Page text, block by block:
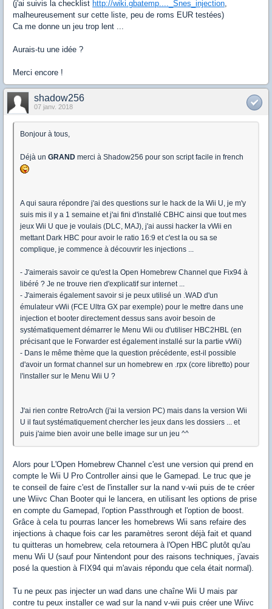
(j'ai suivis la checklist http://wiki.gbatemp...._Snes_injection,
malheureusement sur cette liste, peu de roms EUR testées)
Ca me donne un jeu trop lent ...
Aurais-tu une idée ?
Merci encore !
shadow256
07 janv. 2018
Bonjour à tous,
Déjà un GRAND merci à Shadow256 pour son script facile in french
A qui saura répondre j'ai des questions sur le hack de la Wii U, je m'y
suis mis il y a 1 semaine et j'ai fini d'installé CBHC ainsi que tout mes
jeux Wii U que je voulais (DLC, MAJ), j'ai aussi hacker la vWii en
mettant Dark HBC pour avoir le ratio 16:9 et c'est la ou sa se
complique, je commence à découvrir les injections ...
- J'aimerais savoir ce qu'est la Open Homebrew Channel que Fix94 à
libéré ? Je ne trouve rien d'explicatif sur internet ...
- J'aimerais également savoir si je peux utilisé un .WAD d'un
émulateur vWii (FCE Ultra GX par exemple) pour le mettre dans une
injection et booter directement dessus sans avoir besoin de
systématiquement démarrer le Menu Wii ou d'utiliser HBC2HBL (en
précisant que le Forwarder est également installé sur la partie vWii)
- Dans le même thème que la question précédente, est-il possible
d'avoir un format channel sur un homebrew en .rpx (core libretto) pour
l'installer sur le Menu Wii U ?
J'ai rien contre RetroArch (j'ai la version PC) mais dans la version Wii
U il faut systématiquement chercher les jeux dans les dossiers ... et
puis j'aime bien avoir une belle image sur un jeu ^^
Alors pour L'Open Homebrew Channel c'est une version qui prend en
compte le Wii U Pro Controller ainsi que le Gamepad. Le truc que je
te conseil de faire c'est de l'installer sur la nand v-wii puis de te créer
une Wiivc Chan Booter qui le lancera, en utilisant les options de prise
en compte du Gamepad, l'option Passthrough et l'option de boost.
Grâce à cela tu pourras lancer les homebrews Wii sans refaire des
injections à chaque fois car les paramètres seront déjà fait et quand
tu quitteras un homebrew, cela retournera à l'Open HBC plutôt qu'au
menu Wii U (sauf pour Nintendont pour des raisons techniques, j'avais
posé la question à FIX94 qui m'avais répondu que cela était normal).
Tu ne peux pas injecter un wad dans une chaîne Wii U mais par
contre tu peux installer ce wad sur la nand v-wii puis créer une Wiivc